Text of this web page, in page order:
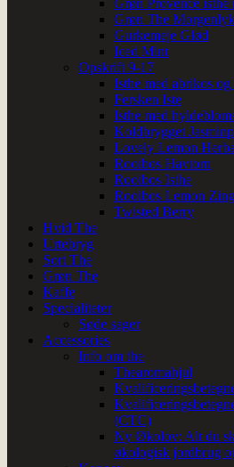
Grøn Provence
Grøn The
Gurkemeje Glød
Iced Mint
Opskrift 9-17
Isthe med abrikos og
Fersken Iste
Isthe med
Koldbrygget
Lovely Lemon
Rooibos Havtorn
Rooibos Isthe
Rooibos Lemon
Twisted Berry
Hvid The
Urtebryg
Sort The
Grøn The
Kaffe
Specialiteter
Søde sager
Accessories
Info om the
Thearomahjul
(CTC)
Ny Økolov: Alt du
økologisk jordbrug